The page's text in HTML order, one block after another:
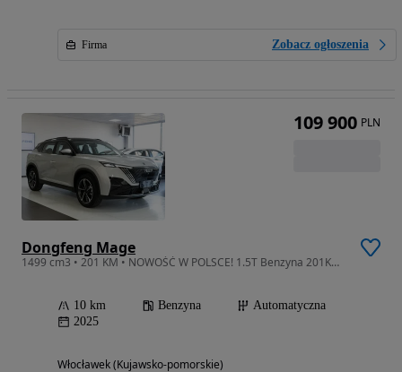
Firma Zobacz ogłoszenia
Dongfeng Mage
1499 cm3 • 201 KM • NOWOŚĆ W POLSCE! 1.5T Benzyna 201KM/305NM! Automat! Czarny dach!
10 km Benzyna
Automatyczna
2025
Włocławek (Kujawsko-pomorskie)
109 900 PLN